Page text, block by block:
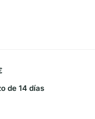
de 14 días